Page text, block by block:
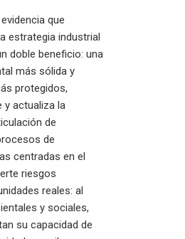
que
estrategia industrial
doble beneficio: una
más sólida y
protegidos,
y actualiza la
de
de
centradas en el
riesgos
reales: al
y sociales,
su capacidad de